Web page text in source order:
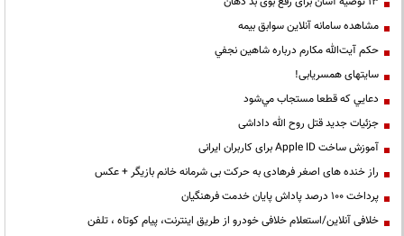
مشاهده سامانه آنلاين سوابق بیمه
حكم آيت‌الله مكارم درباره شاهين نجفي
سایتهای همسریابی!
دعايي كه قطعا مستجاب مي‌شود
جزئیات جدید قتل روح الله داداشی
آموزش ساخت Apple ID برای کاربران ایرانی
راز خنده های اصغر فرهادی به حرکت بی شرمانه خانم بازیگر + عکس
پرداخت ۱۰۰ درصد پاداش پایان خدمت فرهنگیان
خلافی آنلاین/استعلام خلافی خودرو از طریق اینترنت، پیام کوتاه ، تلفن